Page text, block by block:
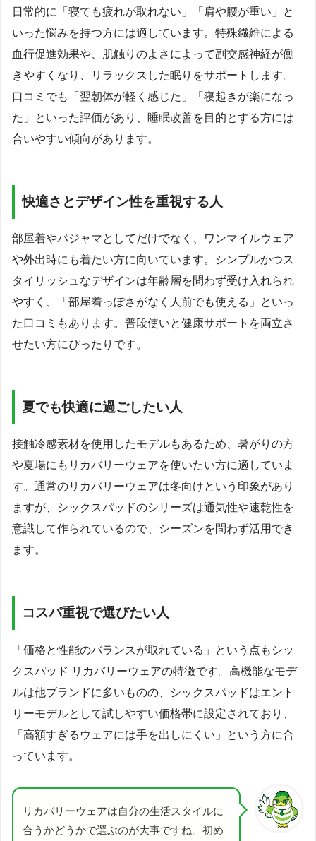
日常的に「寝ても疲れが取れない」「肩や腰が重い」と
いった悩みを持つ方には適しています。特殊繊維による
血行促進効果や、肌触りのよさによって副交感神経が働
きやすくなり、リラックスした眠りをサポートします。
口コミでも「翌朝体が軽く感じた」「寝起きが楽になっ
た」といった評価があり、睡眠改善を目的とする方には
合いやすい傾向があります。
快適さとデザイン性を重視する人
部屋着やパジャマとしてだけでなく、ワンマイルウェア
や外出時にも着たい方に向いています。シンプルかつス
タイリッシュなデザインは年齢層を問わず受け入れられ
やすく、「部屋着っぽさがなく人前でも使える」といっ
た口コミもあります。普段使いと健康サポートを両立さ
せたい方にぴったりです。
夏でも快適に過ごしたい人
接触冷感素材を使用したモデルもあるため、暑がりの方
や夏場にもリカバリーウェアを使いたい方に適していま
す。通常のリカバリーウェアは冬向けという印象があり
ますが、シックスパッドのシリーズは通気性や速乾性を
意識して作られているので、シーズンを問わず活用でき
ます。
コスパ重視で選びたい人
「価格と性能のバランスが取れている」という点もシッ
クスパッド リカバリーウェアの特徴です。高機能なモデ
ルは他ブランドに多いものの、シックスパッドはエント
リーモデルとして試しやすい価格帯に設定されており、
「高額すぎるウェアには手を出しにくい」という方に合
っています。
リカバリーウェアは自分の生活スタイルに
合うかどうかで選ぶのが大事ですね。初め